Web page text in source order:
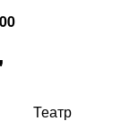
Театр